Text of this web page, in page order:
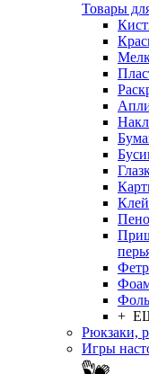
Товары
Фетр
+
Рюкзаки,
Игры